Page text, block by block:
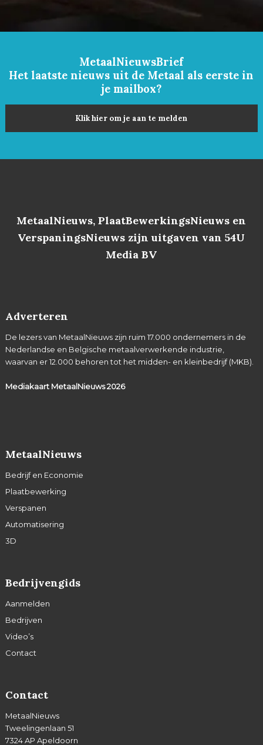
MetaalNieuwsBrief
Het laatste nieuws uit de Metaal als eerste in
je mailbox?
Klik hier om je aan te melden
MetaalNieuws, PlaatBewerkingsNieuws en
VerspaningsNieuws zijn uitgaven van 54U
Media BV
Adverteren
De lezers van MetaalNieuws zijn ruim 17.000 ondernemers in de
Nederlandse en Belgische metaalverwerkende industrie,
waarvan er 12.000 behoren tot het midden- en kleinbedrijf (MKB).
Mediakaart MetaalNieuws2026
MetaalNieuws
Bedrijf en Economie
Plaatbewerking
Verspanen
Automatisering
3D
Bedrijvengids
Aanmelden
Bedrijven
Video’s
Contact
Contact
MetaalNieuws
Tweelingenlaan 51
7324 AP Apeldoorn